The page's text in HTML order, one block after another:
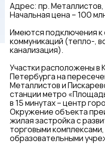
Адрес: пр. Металлистов,
Начальная цена – 100
Имеются подключения
коммуникаций (тепло-,
канализация).
Участки расположены в
Петербурга на
Металлистов и
станции метро
в 15 минутах – центр
Окружение объекта
жилая застройка с
торговыми
образовательными